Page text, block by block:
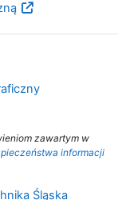
zawartym w
informacji
Śląska